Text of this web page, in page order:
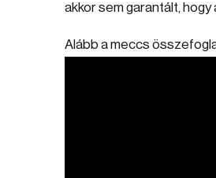
akkor sem garantált,
Alább a meccs